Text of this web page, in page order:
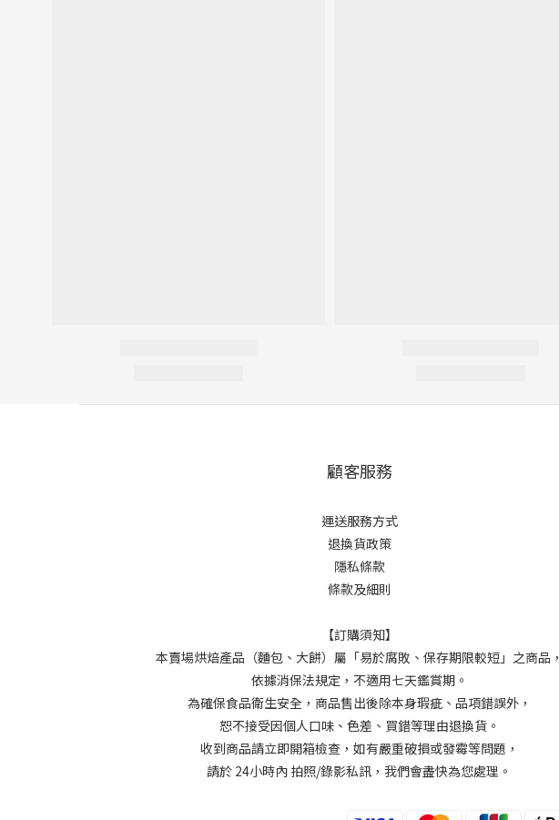
顧客服務
運送服務方式
退換貨政策
隱私條款
條款及細則
【訂購須知】
本賣場烘焙產品（麵包、大餅）屬「易於腐敗、保存期限較短」之商品，
依據消保法規定，不適用七天鑑賞期。
為確保食品衛生安全，商品售出後除本身瑕疵、品項錯誤外，
恕不接受因個人口味、色差、買錯等理由退換貨。
收到商品請立即開箱檢查，如有嚴重破損或發霉等問題，
請於 24小時內 拍照/錄影私訊，我們會盡快為您處理。